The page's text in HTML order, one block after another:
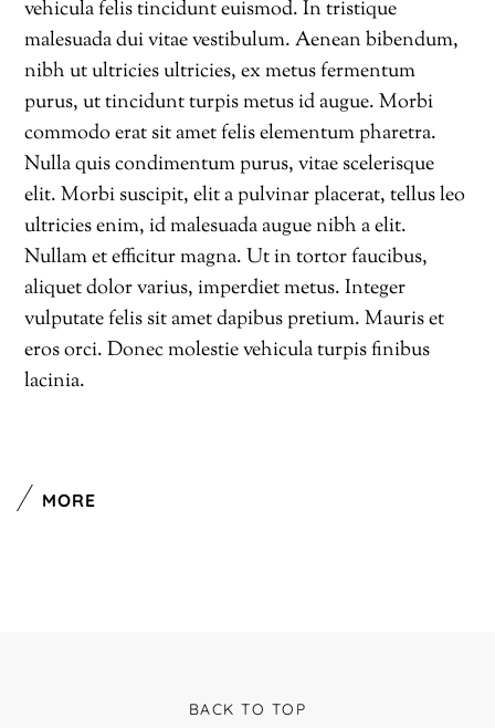
vehicula felis tincidunt euismod. In tristique
malesuada dui vitae vestibulum. Aenean bibendum,
nibh ut ultricies ultricies, ex metus fermentum
purus, ut tincidunt turpis metus id augue. Morbi
commodo erat sit amet felis elementum pharetra.
Nulla quis condimentum purus, vitae scelerisque
elit. Morbi suscipit, elit a pulvinar placerat, tellus leo
ultricies enim, id malesuada augue nibh a elit.
Nullam et efficitur magna. Ut in tortor faucibus,
aliquet dolor varius, imperdiet metus. Integer
vulputate felis sit amet dapibus pretium. Mauris et
eros orci. Donec molestie vehicula turpis finibus
lacinia.
MORE
BACK TO TOP